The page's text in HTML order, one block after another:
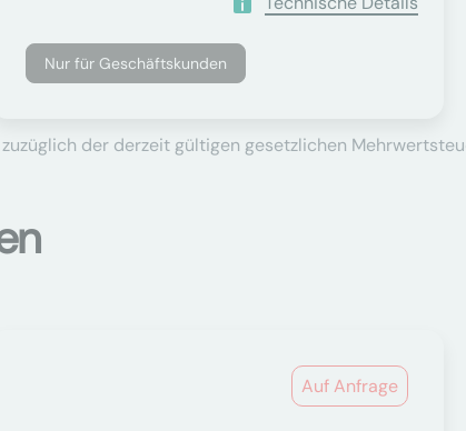
Nur für Geschäftskunden
der derzeit gültigen gesetzlichen
Auf Anfrage